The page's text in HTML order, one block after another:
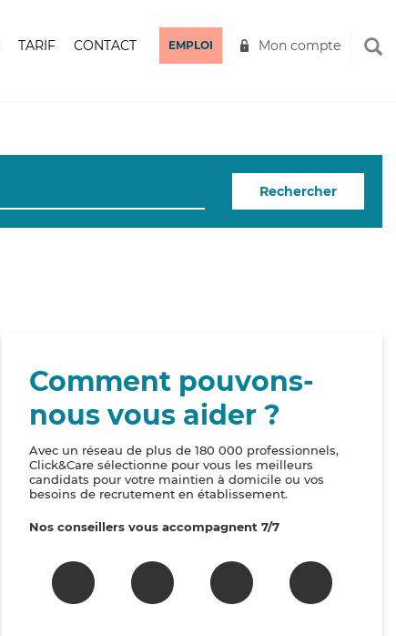
TARIF CONTACT EMPLOI Mon compte
Rechercher
Comment pouvons-
nous vous aider ?
Avec un réseau de plus de 180 000 professionnels,
Click&Care sélectionne pour vous les meilleurs
candidats pour votre maintien à domicile ou vos
besoins de recrutement en établissement.
Nos conseillers vous accompagnent 7/7